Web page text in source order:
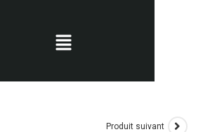
Produit suivant